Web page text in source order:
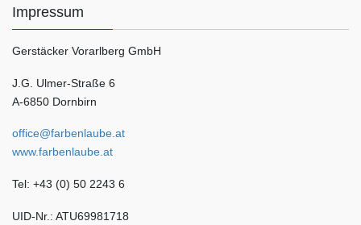
Impressum
Gerstäcker Vorarlberg GmbH
J.G. Ulmer-Straße 6
A-6850 Dornbirn
office@farbenlaube.at
www.farbenlaube.at
Tel: +43 (0) 50 2243 6
UID-Nr.: ATU69981718